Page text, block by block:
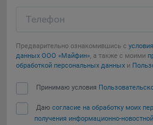
Пиксель VK Рекламы - сервис
Адрес: ООО «ВК», РФ, 125167, г.
проспект, д. 39, стр. 79, БЦ
Технические настройки
Технические настройки хранят
Телефон
Предварительно ознакомившись с
данных ООО «Майфин», а также с моими
обработкой персональных данных и
Принимаю условия
Даю согласие на обработку моих
получения информационно-